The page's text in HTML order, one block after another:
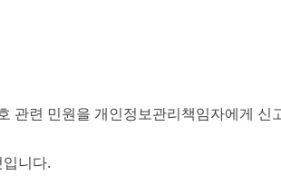
관련 민원을 개인정보관리책임자에게 신
니다.